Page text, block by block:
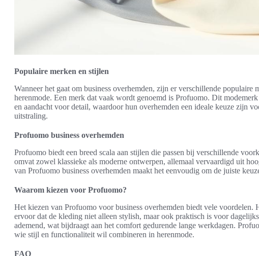
Populaire merken en stijlen
Wanneer het gaat om business overhemden, zijn er verschillende populaire
herenmode. Een merk dat vaak wordt genoemd is Profuomo. Dit
en aandacht voor detail, waardoor hun overhemden een ideale keuze zijn
uitstraling.
Profuomo business overhemden
Profuomo biedt een breed scala aan stijlen die passen bij verschillende
omvat zowel klassieke als moderne ontwerpen, allemaal vervaardigd uit
van Profuomo business overhemden maakt het eenvoudig om de juiste
Waarom kiezen voor Profuomo?
Het kiezen van Profuomo voor business overhemden biedt vele voordelen.
ervoor dat de kleding niet alleen stylish, maar ook praktisch is voor
ademend, wat bijdraagt aan het comfort gedurende lange werkdagen.
wie stijl en functionaliteit wil combineren in herenmode.
FAQ